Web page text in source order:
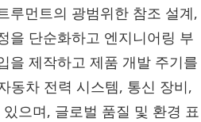
루먼트의 광범위한 참조 설계,
을 단순화하고 엔지니어링 부
을 제작하고 제품 개발 주기를
동차 전력 시스템, 통신 장비,
으며, 글로벌 품질 및 환경 표